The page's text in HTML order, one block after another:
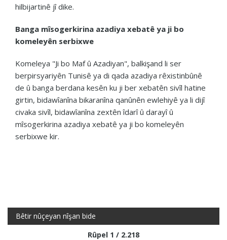
hilbijartinê jî dike.
Banga mîsogerkirina azadiya xebatê ya ji bo
komeleyên serbixwe
Komeleya "Ji bo Maf û Azadiyan", balkişand li ser
berpirsyariyên Tunisê ya di qada azadiya rêxistinbûnê
de û banga berdana kesên ku ji ber xebatên sivîl hatine
girtin, bidawîanîna bikaranîna qanûnên ewlehiyê ya li dijî
civaka sivîl, bidawîanîna zextên îdarî û darayî û
mîsogerkirina azadiya xebatê ya ji bo komeleyên
serbixwe kir.
Bêtir nûçeyan nîşan bide
Rûpel 1 / 2.218